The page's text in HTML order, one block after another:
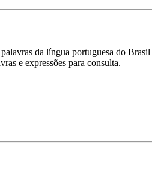
da língua portuguesa do Brasil
e expressões para consulta.